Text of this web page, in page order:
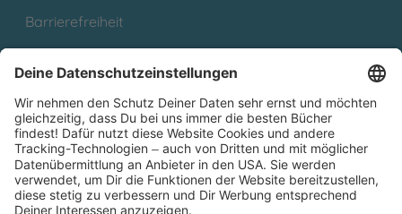
Barrierefreiheit
Partnerprogramm (Affiliate)
Folge uns auf